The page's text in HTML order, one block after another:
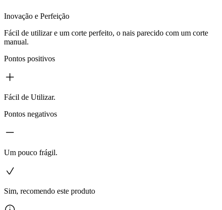
Inovação e Perfeição
Fácil de utilizar e um corte perfeito, o nais parecido com um corte
manual.
Pontos positivos
Fácil de Utilizar.
Pontos negativos
Um pouco frágil.
Sim, recomendo este produto